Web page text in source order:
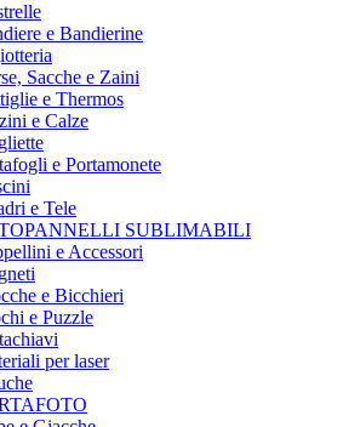
e Bandierine
Sacche e Zaini
e Thermos
e Calze
e Portamonete
e Tele
SUBLIMABILI
e Accessori
e Bicchieri
e Puzzle
per laser